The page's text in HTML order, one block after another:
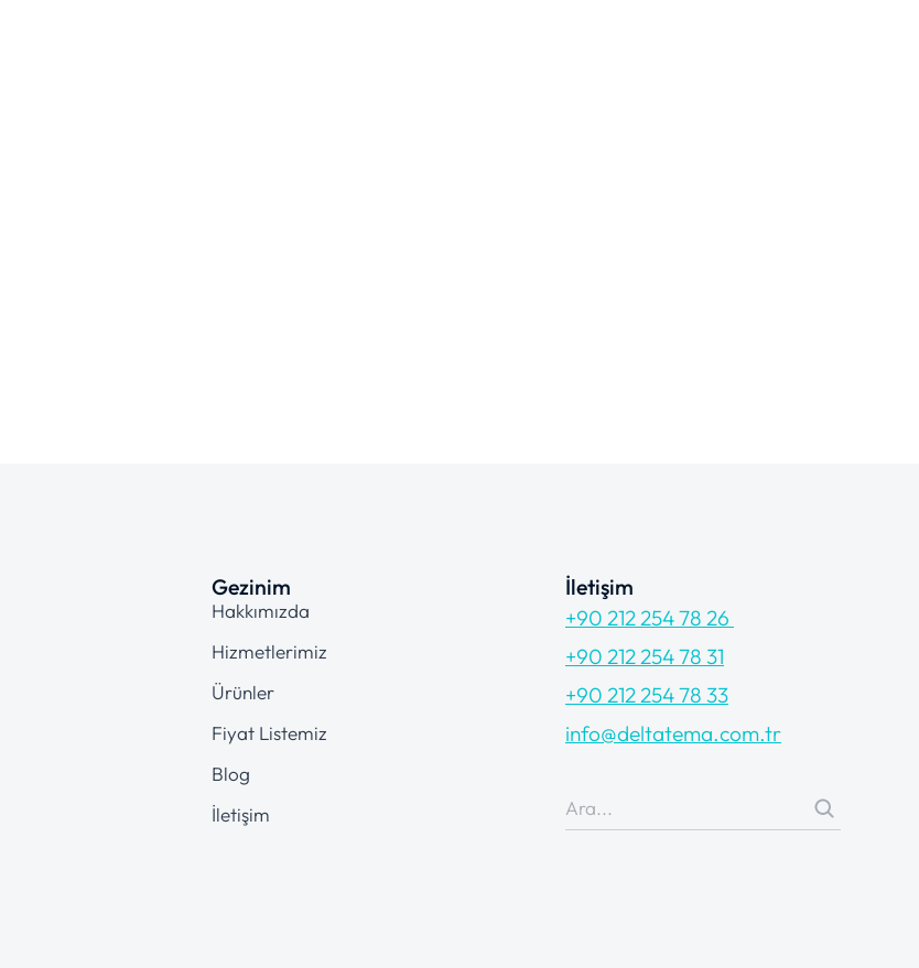
Gezinim
Hakkımızda
Hizmetlerimiz
Ürünler
Fiyat Listemiz
Blog
İletişim
İletişim
+90 212 254 78 26
+90 212 254 78 31
+90 212 254 78 33
info@deltatema.com.tr